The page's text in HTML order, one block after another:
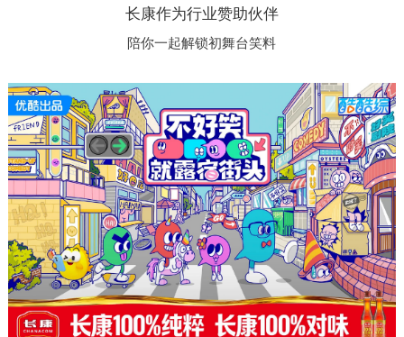
长康作为行业赞助伙伴
陪你一起解锁初舞台笑料